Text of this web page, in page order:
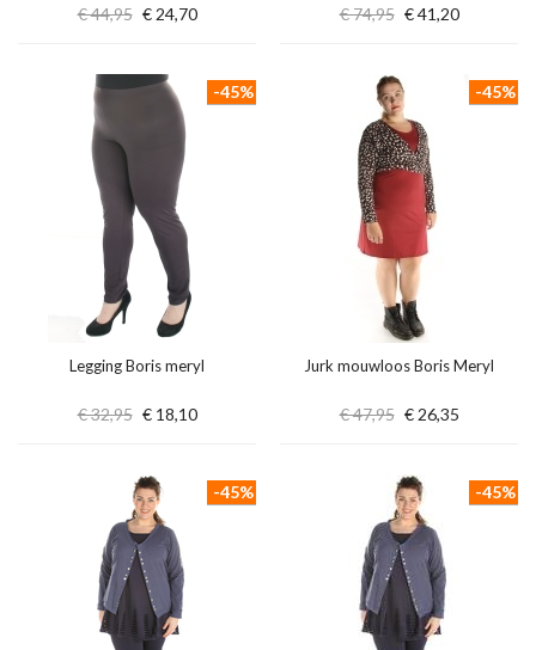
€ 44,95 € 24,70 € 74,95 € 41,20
Legging Boris meryl
€ 32,95 € 18,10
-45%
Jurk mouwloos Boris Meryl
€ 47,95 € 26,35
-45%
-45% -45%